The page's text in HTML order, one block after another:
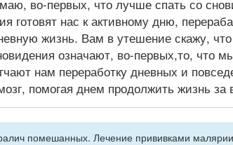
во-первых, что лучше спать со
готовят нас к активному дню,
жизнь. Вам в утешение скажу,
означают, во-первых,то, что
нам переработку дневных и
помогая днем продолжить жизнь за
помешанных. Лечение прививками